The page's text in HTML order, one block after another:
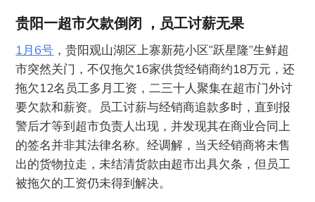
贵阳一超市欠款倒闭 ，员工讨薪无果
1月6号 ，贵阳观山湖区上寨新苑小区“跃星隆”生鲜超
市突然关门，不仅拖欠16家供货经销商约18万元，还
拖欠12名员工多月工资，二三十人聚集在超市门外讨
要欠款和薪资。员工讨薪与经销商追款多时，直到报
警后才等到超市负责人出现，并发现其在商业合同上
的签名并非其法律名称。经调解，当天经销商将未售
出的货物拉走，未结清货款由超市出具欠条，但员工
被拖欠的工资仍未得到解决。